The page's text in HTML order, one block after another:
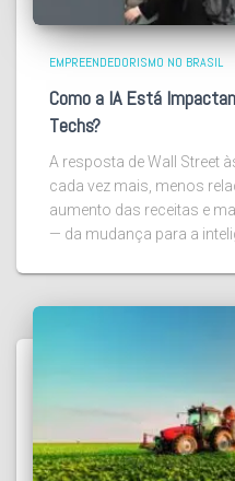
EMPREENDEDORISMO NO BRASIL
Como a IA Está
Techs?
A resposta de Wall Street
cada vez mais, menos
aumento das receitas e
— da mudança para a